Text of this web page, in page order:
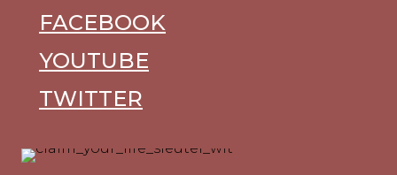
FACEBOOK
YOUTUBE
TWITTER